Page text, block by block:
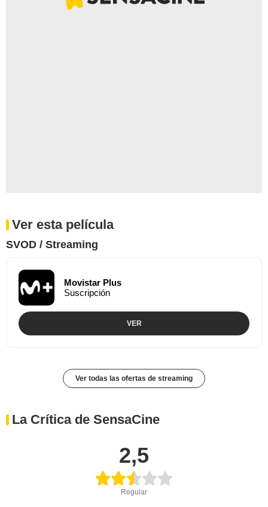
Ver esta película
SVOD / Streaming
Movistar Plus
Suscripción
VER
Ver todas las ofertas de streaming
La Crítica de SensaCine
2,5
Regular